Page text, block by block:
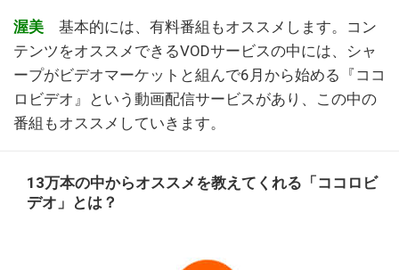
渥美 基本的には、有料番組もオススメします。コン
テンツをオススメできるVODサービスの中には、シャ
ープがビデオマーケットと組んで6月から始める『ココ
ロビデオ』という動画配信サービスがあり、この中の
番組もオススメしていきます。
13万本の中からオススメを教えてくれる「ココロビ
デオ」とは？